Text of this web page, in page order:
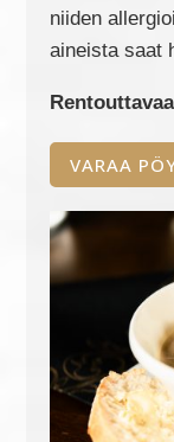
niiden
aineista saat
VARAA